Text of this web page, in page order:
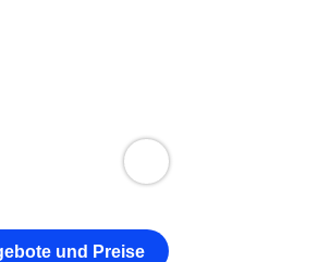
und Preise